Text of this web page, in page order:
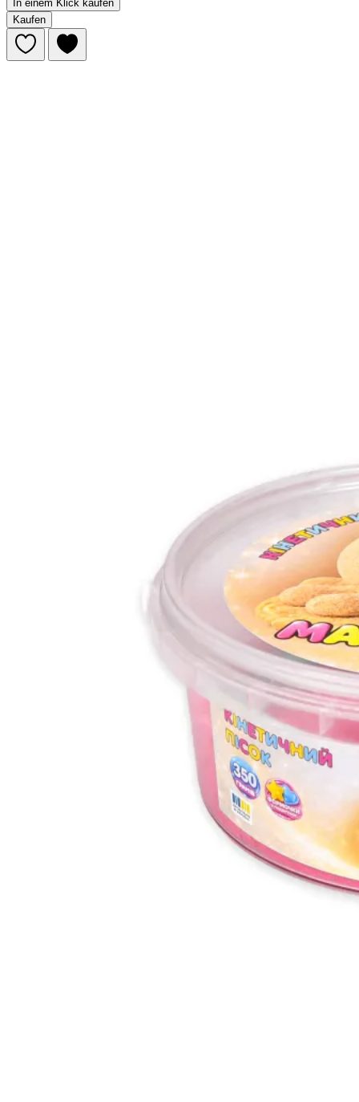
In einem Klick kaufen
Kaufen